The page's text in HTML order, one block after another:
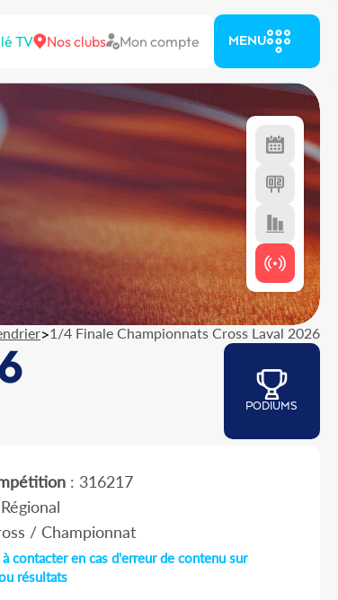
TV Nos clubs Mon compte MENU
>1/4 Finale Championnats Cross Laval 2026
PODIUMS
: 316217
/ Championnat
contacter en cas d'erreur de contenu sur
résultats